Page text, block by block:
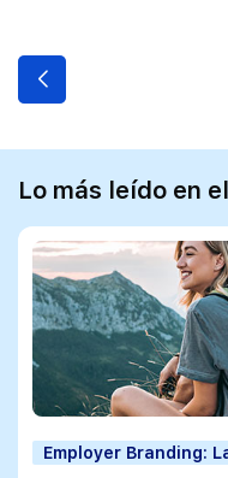
Lo más leído en
Employer Branding: